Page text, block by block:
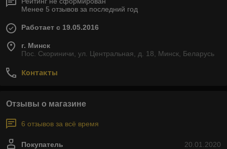
Менее 5 отзывов за последний год
Работает с 19.05.2016
г. Минск
Пос. Скориничи, ул. Центральная, д. 18, Минск, Беларусь
Контакты
Отзывы о магазине
6 отзывов за всё время
20.01.2020
Покупатель